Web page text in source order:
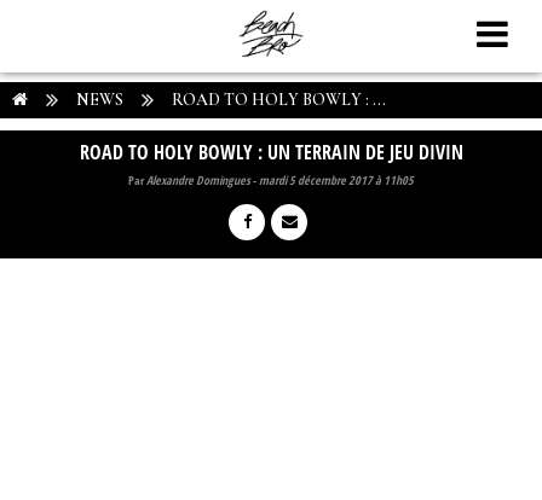
NEWS ROAD TO HOLY BOWLY : ...
ROAD TO HOLY BOWLY : UN TERRAIN DE JEU DIVIN
ParAlexandre Domingues-mardi 5 décembre 2017 à 11h05